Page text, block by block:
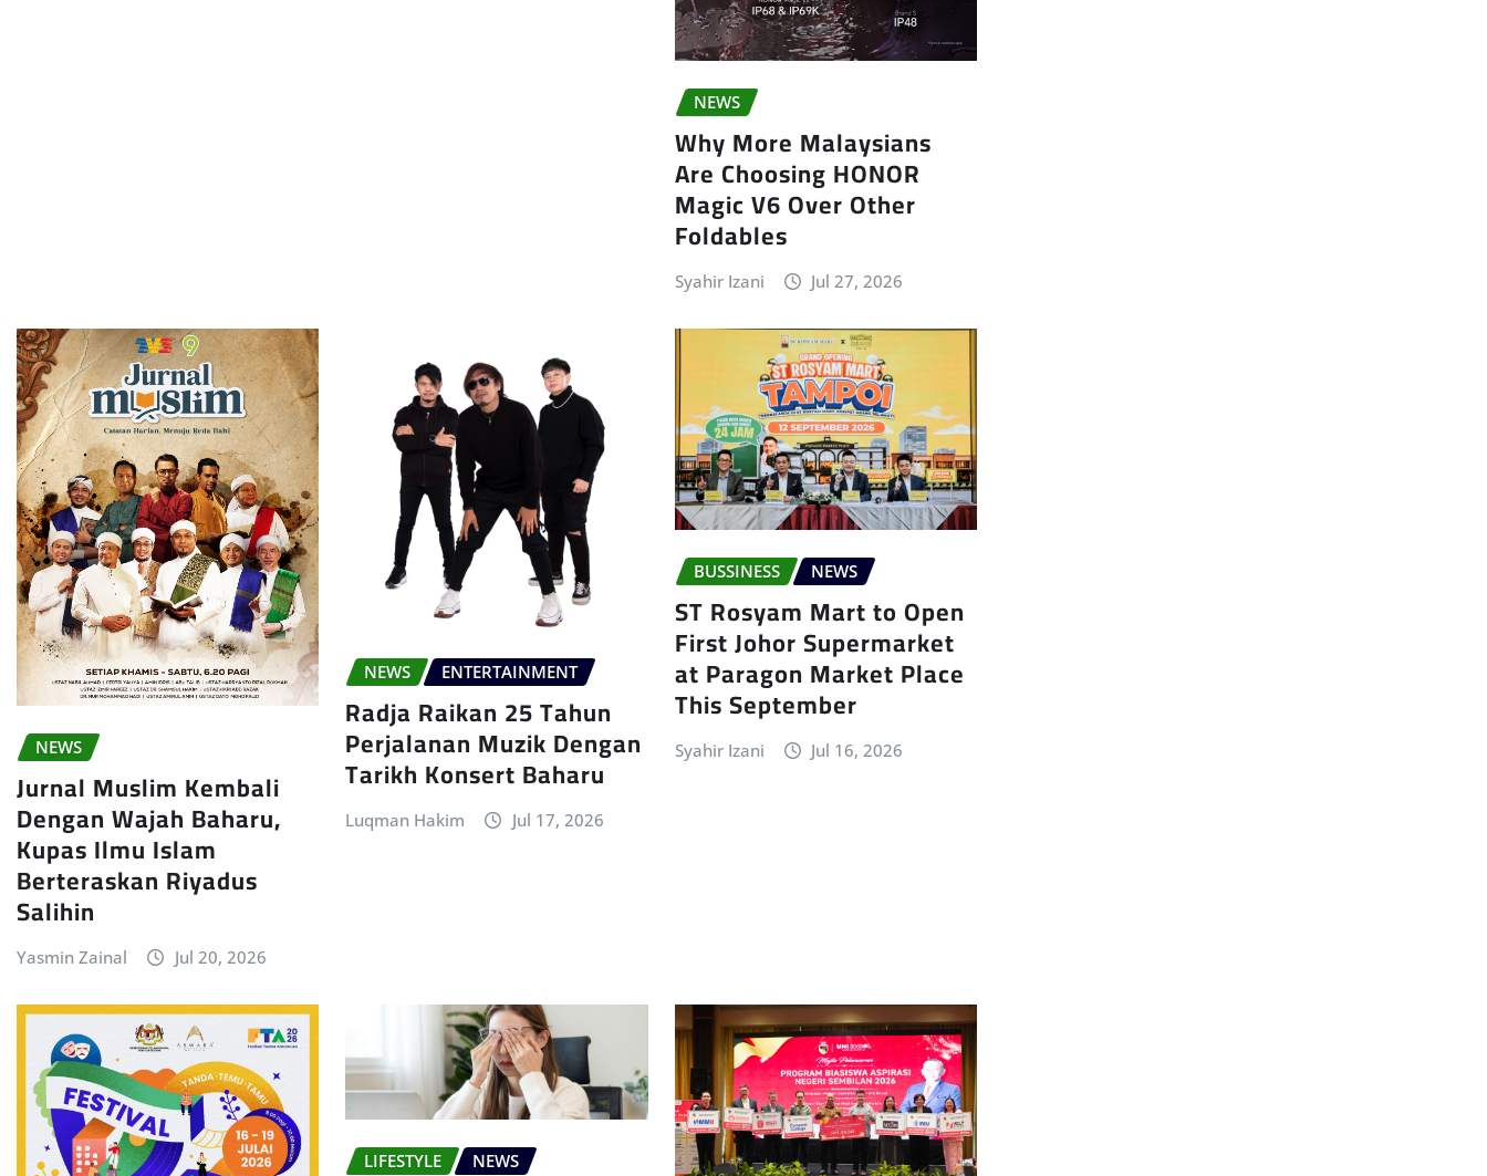
NEWS
Why More Malaysians
Are Choosing HONOR
Magic V6 Over Other
Foldables
Syahir Izani Jul 27, 2026
NEWS
Jurnal Muslim Kembali
Dengan Wajah Baharu,
Kupas Ilmu Islam
Berteraskan Riyadus
Salihin
Yasmin Zainal Jul 20, 2026
NEWS ENTERTAINMENT
Radja Raikan 25 Tahun
Perjalanan Muzik Dengan
Tarikh Konsert Baharu
Luqman Hakim Jul 17, 2026
BUSSINESS NEWS
ST Rosyam Mart to Open
First Johor Supermarket
at Paragon Market Place
This September
Syahir Izani Jul 16, 2026
LIFESTYLE NEWS